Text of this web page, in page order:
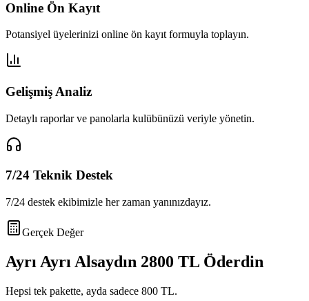
Online Ön Kayıt
Potansiyel üyelerinizi online ön kayıt formuyla toplayın.
Gelişmiş Analiz
Detaylı raporlar ve panolarla kulübünüzü veriyle yönetin.
7/24 Teknik Destek
7/24 destek ekibimizle her zaman yanınızdayız.
Gerçek Değer
Ayrı Ayrı Alsaydın 2800 TL Öderdin
Hepsi tek pakette, ayda sadece 800 TL.